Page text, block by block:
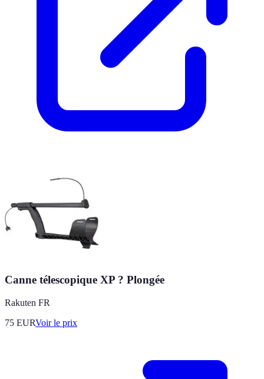
Canne télescopique XP ? Plongée
Rakuten FR
75 EURVoir le prix